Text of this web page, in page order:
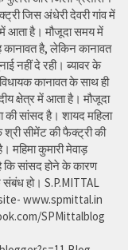
जिस अंधेरी देवरी गांव में
में आता है। मौजूदा समय में
कानावत है, लेकिन कानावत
नहीं दे रही। ब्यावर के
कानावत के साथ ही
क्षेत्र में आता है। मौजूदा
की सांसद है। शायद महिला
श्री सीमेंट की फैक्ट्री की
महिमा कुमारी मेवाड़
कि सांसद होने के कारण
हो। S.P.MITTAL
www.spmittal.in
SPMittalblog